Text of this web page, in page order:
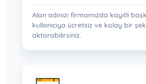
Alan adınızı firmamızda kayıtlı
kullanıcıya ücretsiz ve kolay bir
aktarabilirsiniz.